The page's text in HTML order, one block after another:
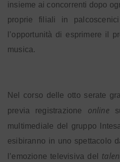
insieme ai concorrenti dopo
proprie filiali in
l’opportunità di esprimere il
musica.
Nel corso delle otto serate
previa registrazione online
multimediale del gruppo
esibiranno in uno spettacolo
l’emozione televisiva del